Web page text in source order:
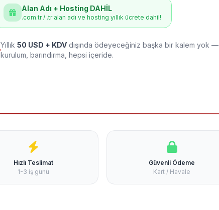
Alan Adı + Hosting DAHİL
.com.tr / .tr alan adı ve hosting yıllık ücrete dahil!
Yıllık 50 USD + KDV dışında ödeyeceğiniz başka bir kalem yok —
kurulum, barındırma, hepsi içeride.
Hızlı Teslimat
1-3 iş günü
Güvenli Ödeme
Kart / Havale